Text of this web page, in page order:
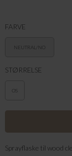
FARVE
NEUTRAL/NO
STØRRELSE
OS
Sprayflaske til wood